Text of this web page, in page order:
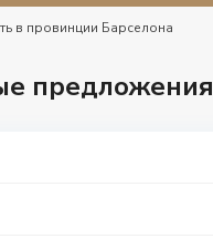
в провинции Барселона
предложения